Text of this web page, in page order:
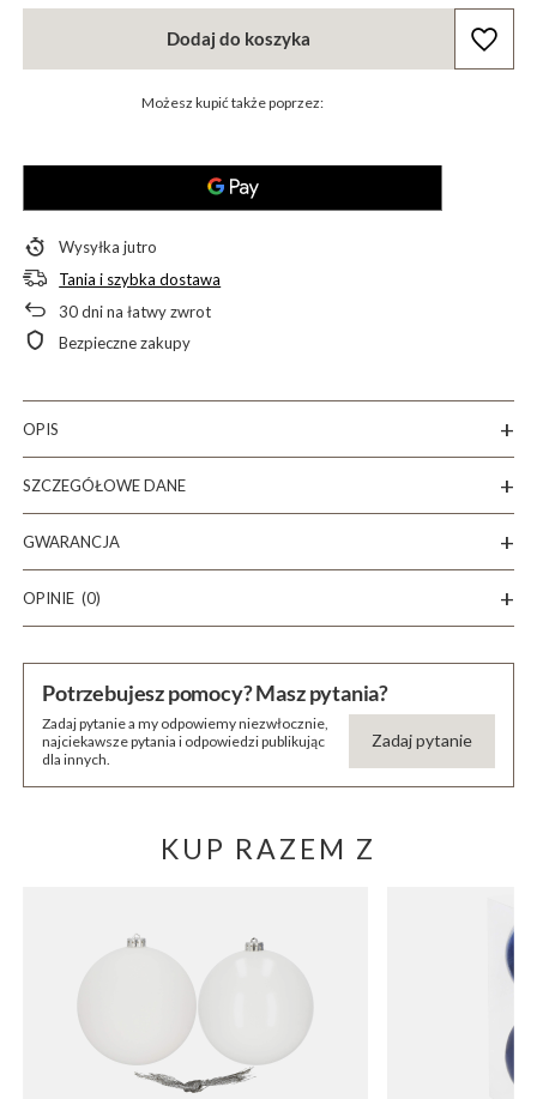
Dodaj do koszyka
Możesz kupić także poprzez:
Wysyłkajutro
Tania i szybka dostawa
30dni na łatwy zwrot
Bezpieczne zakupy
OPIS
SZCZEGÓŁOWE DANE
GWARANCJA
OPINIE (0)
Potrzebujesz pomocy? Masz pytania?
Zadaj pytanie a my odpowiemy niezwłocznie,
najciekawsze pytania i odpowiedzi publikując
dla innych.
Zadaj pytanie
KUP RAZEM Z